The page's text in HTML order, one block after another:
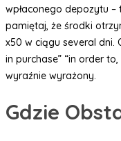
wpłaconego depozytu –
pamiętaj, że środki
x50 w ciągu several dni.
in purchase” “in order
wyraźnie wyrażony.
Gdzie